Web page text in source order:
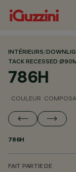
INTÉRIEURS/
TACK RECESSED
786H
COULEUR
786H
FAIT PARTIE DE